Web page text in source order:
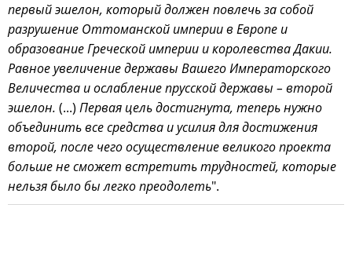
первый эшелон, который должен повлечь за собой
разрушение Оттоманской империи в Европе и
образование Греческой империи и королевства Дакии.
Равное увеличение державы Вашего Императорского
Величества и ослабление прусской державы – второй
эшелон. (...) Первая цель достигнута, теперь нужно
объединить все средства и усилия для достижения
второй, после чего осуществление великого проекта
больше не сможет встретить трудностей, которые
нельзя было бы легко преодолеть".